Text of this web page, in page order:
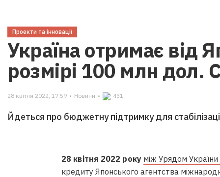
Проекти та інновації
Україна отримає від
розмірі 100 млн
28 квітня 2022, 17:59 • Новини • 431
Йдеться про бюджетну підтримку для стабілізації
28 квітня 2022 року між Урядом
кредиту Японського агентства